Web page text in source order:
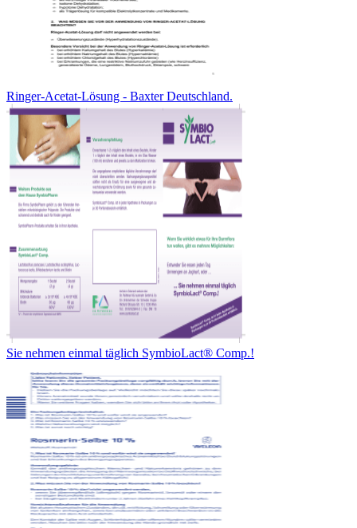
Ringer-Acetat-Lösung - Baxter Deutschland.
Sie nehmen einmal täglich SymbioLact® Comp.!